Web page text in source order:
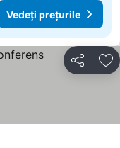
Vedeți prețurile
Distribuiți